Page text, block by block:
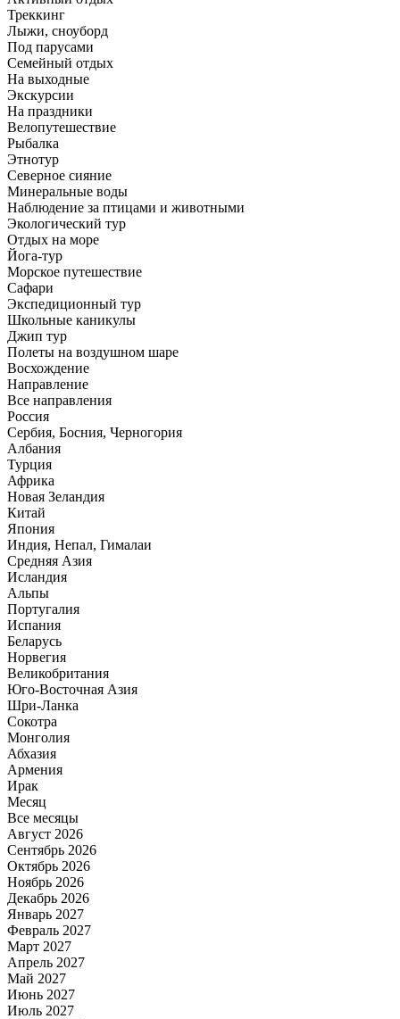
Треккинг
Лыжи, сноуборд
Под парусами
Семейный отдых
На выходные
Экскурсии
На праздники
Велопутешествие
Рыбалка
Этнотур
Северное сияние
Минеральные воды
Наблюдение за птицами и животными
Экологический тур
Отдых на море
Йога-тур
Морское путешествие
Сафари
Экспедиционный тур
Школьные каникулы
Джип тур
Полеты на воздушном шаре
Восхождение
Направлениe
Все направления
Россия
Сербия, Босния, Черногория
Албания
Турция
Африка
Новая Зеландия
Китай
Япония
Индия, Непал, Гималаи
Средняя Азия
Исландия
Альпы
Португалия
Испания
Беларусь
Норвегия
Великобритания
Юго-Восточная Азия
Шри-Ланка
Сокотра
Монголия
Абхазия
Армения
Ирак
Месяц
Все месяцы
Август 2026
Сентябрь 2026
Октябрь 2026
Ноябрь 2026
Декабрь 2026
Январь 2027
Февраль 2027
Март 2027
Апрель 2027
Май 2027
Июнь 2027
Июль 2027